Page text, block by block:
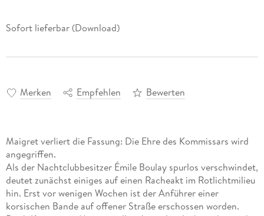
Sofort lieferbar (Download)
Merken Empfehlen Bewerten
Maigret verliert die Fassung: Die Ehre des Kommissars wird
angegriffen.
Als der Nachtclubbesitzer Émile Boulay spurlos verschwindet,
deutet zunächst einiges auf einen Racheakt im Rotlichtmilieu
hin. Erst vor wenigen Wochen ist der Anführer einer
korsischen Bande auf offener Straße erschossen worden.